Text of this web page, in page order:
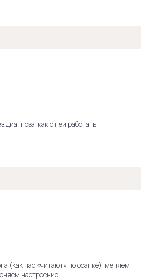
диагноза: как с ней работать
(как нас «читают» по осанке): меняем
настроение